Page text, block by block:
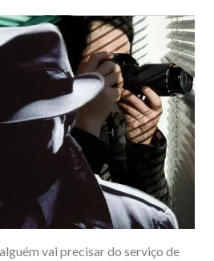
vai precisar do serviço de